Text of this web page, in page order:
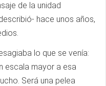
de la unidad
hace unos años,
lo que se venía:
escala mayor a esa
Será una pelea